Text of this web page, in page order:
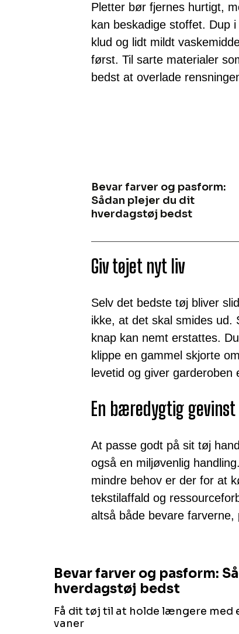
Pletter bør fjernes hurtigt,
kan beskadige stoffet. Dup
klud og lidt mildt
først. Til sarte materialer
bedst at overlade
Bevar farver og pasform:
Sådan plejer du dit
hverdagstøj bedst
Giv tøjet nyt liv
Selv det bedste tøj bliver
ikke, at det skal smides ud.
knap kan nemt erstattes.
klippe en gammel skjorte
levetid og giver
En bæredygtig gevinst
At passe godt på sit tøj
også en miljøvenlig
mindre behov er der for at
tekstilaffald og
altså både bevare
Bevar farver og pasform:
hverdagstøj bedst
Få dit tøj til at holde længere med
vaner